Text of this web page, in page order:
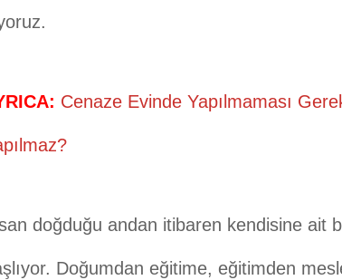
Cenaze Evinde Yapılmaması
doğduğu andan itibaren kendisine ait
Doğumdan eğitime, eğitimden